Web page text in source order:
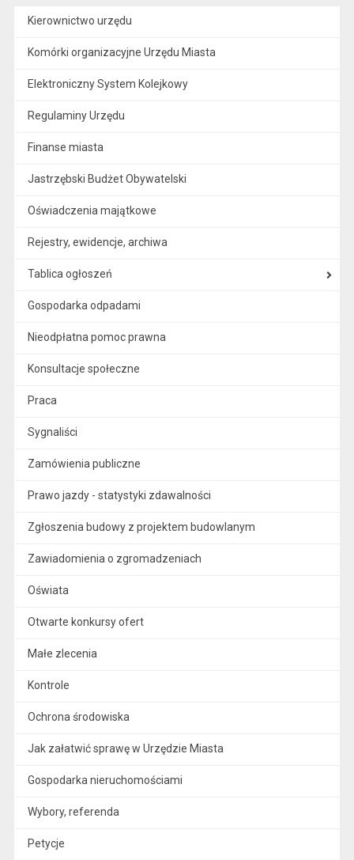
Kierownictwo urzędu
Komórki organizacyjne Urzędu Miasta
Elektroniczny System Kolejkowy
Regulaminy Urzędu
Finanse miasta
Jastrzębski Budżet Obywatelski
Oświadczenia majątkowe
Rejestry, ewidencje, archiwa
Tablica ogłoszeń
Gospodarka odpadami
Nieodpłatna pomoc prawna
Konsultacje społeczne
Praca
Sygnaliści
Zamówienia publiczne
Prawo jazdy - statystyki zdawalności
Zgłoszenia budowy z projektem budowlanym
Zawiadomienia o zgromadzeniach
Oświata
Otwarte konkursy ofert
Małe zlecenia
Kontrole
Ochrona środowiska
Jak załatwić sprawę w Urzędzie Miasta
Gospodarka nieruchomościami
Wybory, referenda
Petycje